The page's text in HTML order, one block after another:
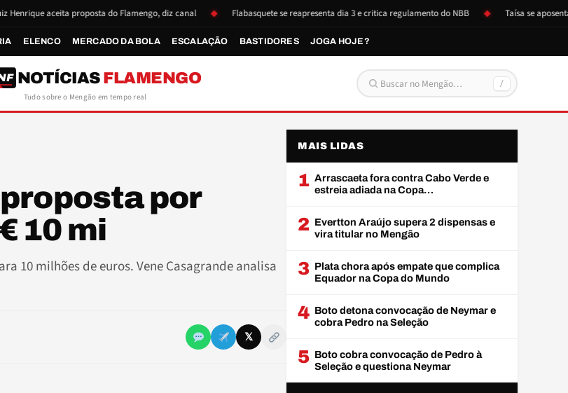
aceita proposta do Flamengo, diz canal Flabasquete se reapresenta dia 3 e critica regulamento do NBB Taísa se aposenta e doa
ELENCO MERCADO DA BOLA ESCALAÇÃO BASTIDORES JOGA HOJE?
NOTÍCIAS FLAMENGO
Tudo sobre o Mengão em tempo real Buscar por: /
por
10 mi
10 milhões de euros. Vene Casagrande analisa
𝕏
MAIS LIDAS
1 Arrascaeta fora contra Cabo Verde e
estreia adiada na Copa…
2 Evertton Araújo supera 2 dispensas e
vira titular no Mengão
3 Plata chora após empate que complica
Equador na Copa do Mundo
4 Boto detona convocação de Neymar e
cobra Pedro na Seleção
5 Boto cobra convocação de Pedro à
Seleção e questiona Neymar